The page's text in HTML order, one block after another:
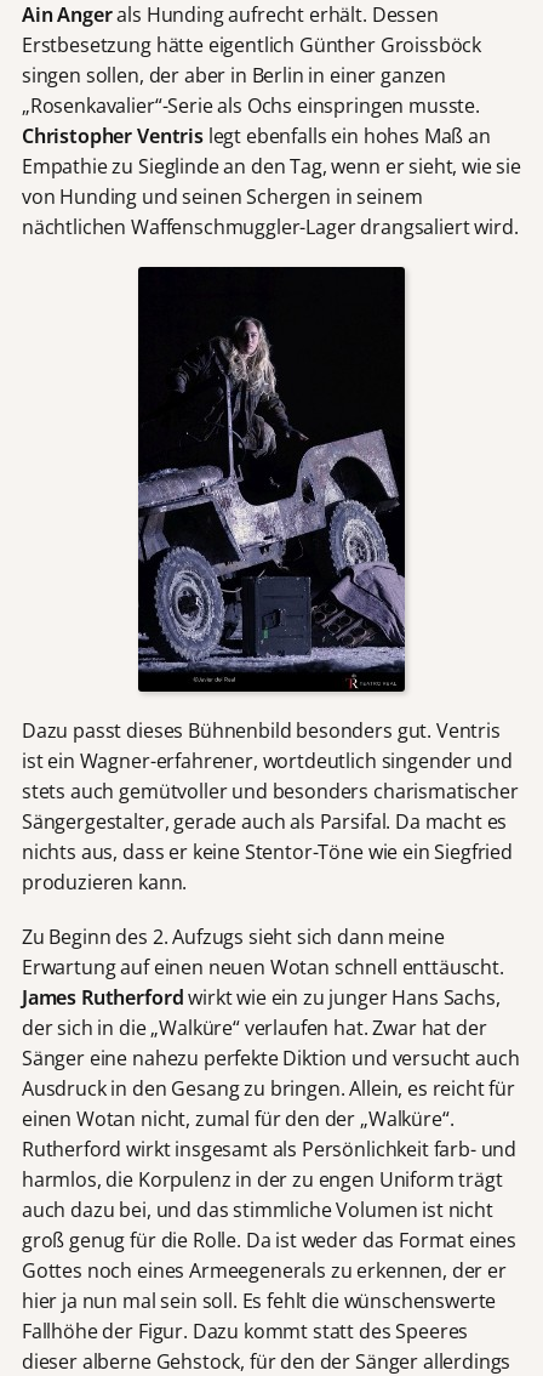
Ain Angerals Hunding aufrecht erhält. Dessen
Erstbesetzung hätte eigentlich Günther Groissböck
singen sollen, der aber in Berlin in einer ganzen
„Rosenkavalier“-Serie als Ochs einspringen musste.
Christopher Ventrislegt ebenfalls ein hohes Maß an
Empathie zu Sieglinde an den Tag, wenn er sieht, wie sie
von Hunding und seinen Schergen in seinem
nächtlichen Waffenschmuggler-Lager drangsaliert wird.
Dazu passt dieses Bühnenbild besonders gut. Ventris
ist ein Wagner-erfahrener, wortdeutlich singender und
stets auch gemütvoller und besonders charismatischer
Sängergestalter, gerade auch als Parsifal. Da macht es
nichts aus, dass er keine Stentor-Töne wie ein Siegfried
produzieren kann.
Zu Beginn des 2. Aufzugs sieht sich dann meine
Erwartung auf einen neuen Wotan schnell enttäuscht.
James Rutherfordwirkt wie ein zu junger Hans Sachs,
der sich in die „Walküre“ verlaufen hat. Zwar hat der
Sänger eine nahezu perfekte Diktion und versucht auch
Ausdruck in den Gesang zu bringen. Allein, es reicht für
einen Wotan nicht, zumal für den der „Walküre“.
Rutherford wirkt insgesamt als Persönlichkeit farb- und
harmlos, die Korpulenz in der zu engen Uniform trägt
auch dazu bei, und das stimmliche Volumen ist nicht
groß genug für die Rolle. Da ist weder das Format eines
Gottes noch eines Armeegenerals zu erkennen, der er
hier ja nun mal sein soll. Es fehlt die wünschenswerte
Fallhöhe der Figur. Dazu kommt statt des Speeres
dieser alberne Gehstock, für den der Sänger allerdings